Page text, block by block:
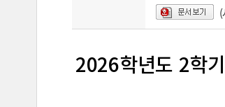
2026학년도 2학